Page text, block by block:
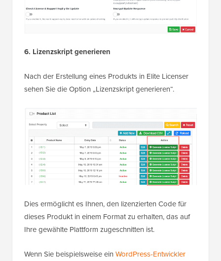
6. Lizenzskript generieren
Nach der Erstellung eines Produkts in Elite Licenser
sehen Sie die Option „Lizenzskript generieren“.
Dies ermöglicht es Ihnen, den lizenzierten Code für
dieses Produkt in einem Format zu erhalten, das auf
Ihre gewählte Plattform zugeschnitten ist.
Wenn Sie beispielsweise ein WordPress-Entwickler